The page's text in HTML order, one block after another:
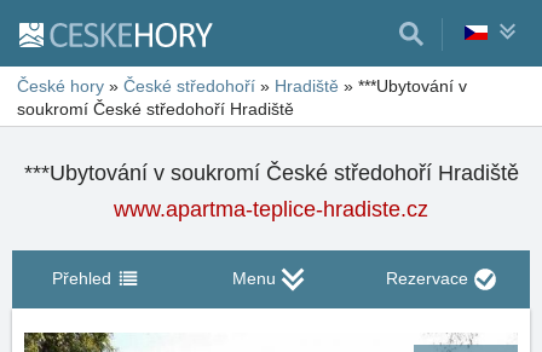
České hory » České středohoří » Hradiště » ***Ubytování v
soukromí České středohoří Hradiště
***Ubytování v soukromí České středohoří Hradiště
www.apartma-teplice-hradiste.cz
Přehled Menu Rezervace